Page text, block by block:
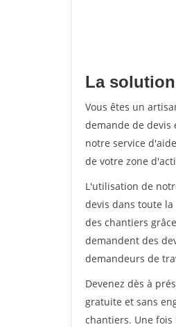
La
Vous êtes un
demande de devis
notre service
de votre zone
L'utilisation de
devis dans toute
des chantiers
demandent des
demandeurs de
Devenez dès à
gratuite et sans
chantiers. Une fois